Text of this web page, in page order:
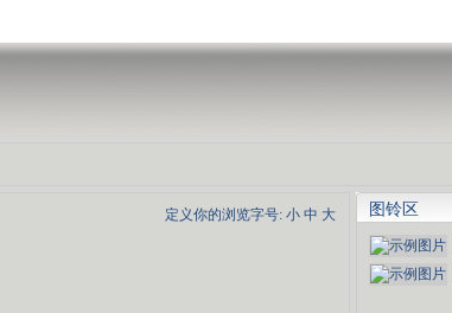
定义你的浏览字号: 小 中 大 图铃区